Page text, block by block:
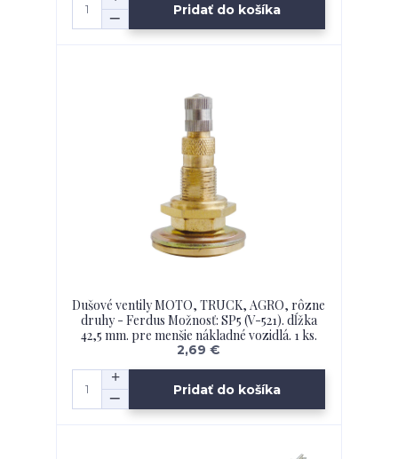
Pridať do košíka
Dušové ventily MOTO, TRUCK, AGRO, rôzne
druhy - Ferdus Možnosť: SP5 (V-521). dĺžka
42,5 mm. pre menšie nákladné vozidlá. 1 ks.
2,69 €
Pridať do košíka